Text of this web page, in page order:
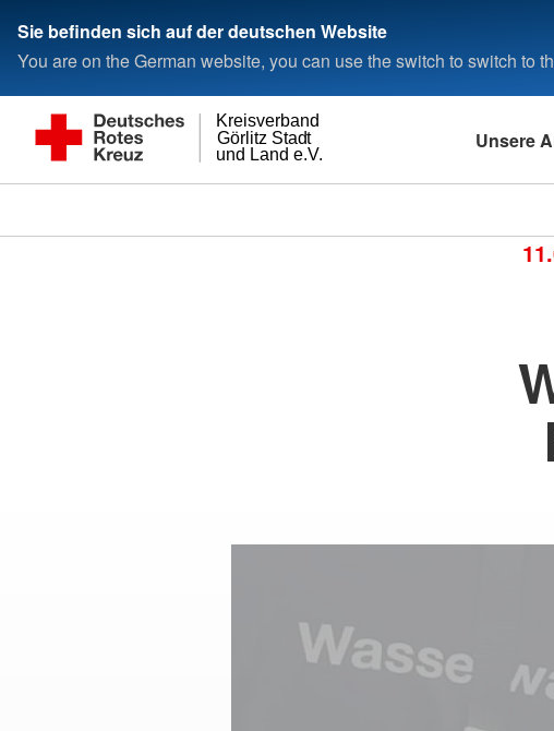
Sie befinden sich auf der deutschen Website
You are on the German website, you can use the switch to switch to
und Land e.V.
Görlitz Stadt
Kreisverband
Unsere